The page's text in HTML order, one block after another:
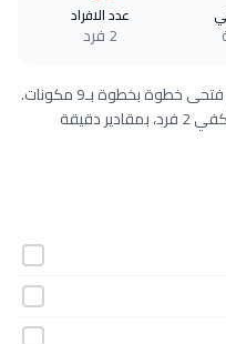
عدد الافراد
2 فرد
طريقة عمل سلطة البروكلي للشيف إلهام فتحى خطوة بخطوة بـ9 مكونات.
وصفة سهلة ومجرّبة من مطبخ دلوقتي تكفي 2 فرد، بمقادير دقيقة